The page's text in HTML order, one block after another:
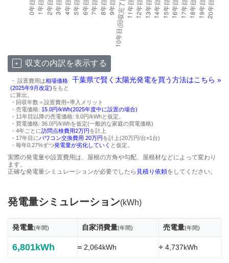
収支の内訳を表示する
千葉県で賢く太陽光発電を買う方法はこちら »
・ 設置費用は相場価格
(2025年9月改定)をもと
に算出。
・回収年数＝設置費用÷導入メリット
・売電価格: 15.0円/kWh(2025年度中に設置の場合)
・11年目以降の売電価格: 9.0円/kWhと仮定。
・買電価格: 36.0円/kWhを仮定(一般的な家庭の買電価格)
・4年ごとに訪問点検費用2万円を計上
・17年目にパワコン交換費用 20万円を計上(20万円/台×1台)
・毎年0.27%ずつ発電量が劣化していく と仮定。
実際の発電量や設置費用は、屋根の方角や勾配、屋根材などによって変わり
ます。
正確な発電量シミュレーションが必要でしたら 見積り依頼をしてください。
発電量シミュレーション(kWh)
発電量(年間) 自家消費量(年間) 売電量(年間)
6,801kWh =2,064kWh +4,737kWh